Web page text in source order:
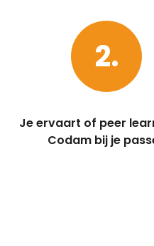
2.
Je ervaart of peer
Codam bij je